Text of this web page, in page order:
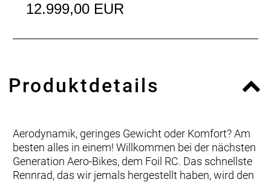
12.999,00 EUR
Produktdetails
Aerodynamik, geringes Gewicht oder Komfort? Am
besten alles in einem! Willkommen bei der nächsten
Generation Aero-Bikes, dem Foil RC. Das schnellste
Rennrad, das wir jemals hergestellt haben, wird den